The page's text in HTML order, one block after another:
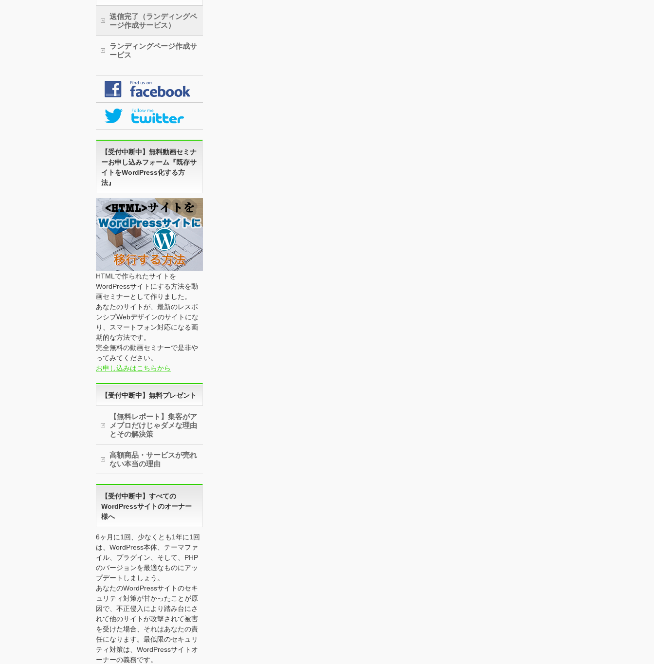
送信完了（ランディングペ
ージ作成サービス）
ランディングページ作成サ
ービス
【受付中断中】無料動画セミナ
ーお申し込みフォーム『既存サ
イトをWordPress化する方
法』
HTMLで作られたサイトを
WordPressサイトにする方法を動
画セミナーとして作りました。
あなたのサイトが、最新のレスポ
ンシブWebデザインのサイトにな
り、スマートフォン対応になる画
期的な方法です。
完全無料の動画セミナーで是非や
ってみてください。
お申し込みはこちらから
【受付中断中】無料プレゼント
【無料レポート】集客がア
メブロだけじゃダメな理由
とその解決策
高額商品・サービスが売れ
ない本当の理由
【受付中断中】すべての
WordPressサイトのオーナー
様へ
6ヶ月に1回、少なくとも1年に1回
は、WordPress本体、テーマファ
イル、プラグイン、そして、PHP
のバージョンを最適なものにアッ
プデートしましょう。
あなたのWordPressサイトのセキ
ュリティ対策が甘かったことが原
因で、不正侵入により踏み台にさ
れて他のサイトが攻撃されて被害
を受けた場合、それはあなたの責
任になります。最低限のセキュリ
ティ対策は、WordPressサイトオ
ーナーの義務です。